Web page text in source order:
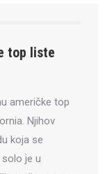
top liste
američke top
Njihov
koja se
je u